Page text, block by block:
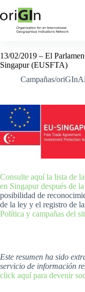
13/02/2019 – El
Singapur (EUSFTA)
Campañas/
Consulte aquí la lista de
en Singapur después de
posibilidad de
de la ley y el registro de
Política y campañas del
Este resumen ha sido
servicio de información
click aquí para devenir